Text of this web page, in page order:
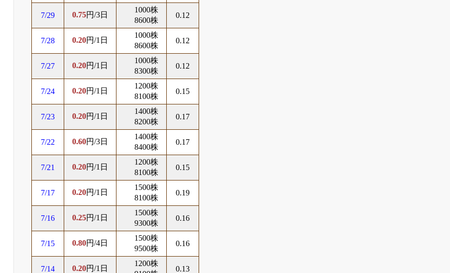
7/29 0.75円/3日
1000株
8600株
0.12
7/28 0.20円/1日
1000株
8600株
0.12
7/27 0.20円/1日
1000株
8300株
0.12
7/24 0.20円/1日
1200株
8100株
0.15
7/23 0.20円/1日
1400株
8200株
0.17
7/22 0.60円/3日
1400株
8400株
0.17
7/21 0.20円/1日
1200株
8100株
0.15
7/17 0.20円/1日
1500株
8100株
0.19
7/16 0.25円/1日
1500株
9300株
0.16
7/15 0.80円/4日
1500株
9500株
0.16
7/14 0.20円/1日
1200株
0.13